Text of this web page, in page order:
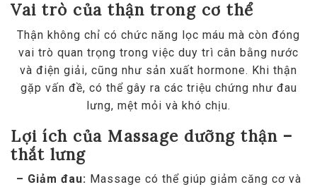
Vai trò của thận trong cơ thể
Thận không chỉ có chức năng lọc máu mà còn đóng
vai trò quan trọng trong việc duy trì cân bằng nước
và điện giải, cũng như sản xuất hormone. Khi thận
gặp vấn đề, có thể gây ra các triệu chứng như đau
lưng, mệt mỏi và khó chịu.
Lợi ích của Massage dưỡng thận –
thắt lưng
– Giảm đau: Massage có thể giúp giảm căng cơ và